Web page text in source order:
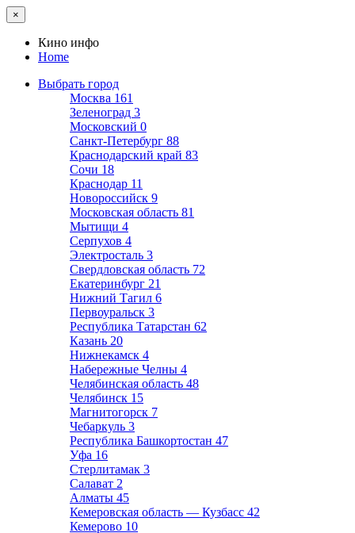
×
Кино инфо
Home
Выбрать город
Москва 161
Зеленоград 3
Московский 0
Санкт-Петербург 88
Краснодарский край 83
Сочи 18
Краснодар 11
Новороссийск 9
Московская область 81
Мытищи 4
Серпухов 4
Электросталь 3
Свердловская область 72
Екатеринбург 21
Нижний Тагил 6
Первоуральск 3
Республика Татарстан 62
Казань 20
Нижнекамск 4
Набережные Челны 4
Челябинская область 48
Челябинск 15
Магнитогорск 7
Чебаркуль 3
Республика Башкортостан 47
Уфа 16
Стерлитамак 3
Салават 2
Алматы 45
Кемеровская область — Кузбасс 42
Кемерово 10